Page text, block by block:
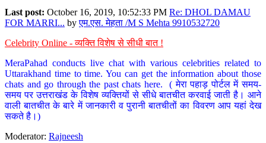
Last post: October 16, 2019, 10:52:33 PM Re: DHOL DAMAU
FOR MARRI... byएम.एस. मेहता /M S Mehta 9910532720
Celebrity Online - व्यक्ति विशेष से सीधी बात !
MeraPahad conducts live chat with various celebrities related to
Uttarakhand time to time. You can get the information about those
chats and go through the past chats here. ( मेरा पहाड़ पोर्टल में समय-
समय पर उत्तराखंड के विशेष व्यक्तियों से सीधे बातचीत करवाई जाती है। आने
वाली बातचीत के बारे में जानकारी व पुरानी बातचीतों का विवरण आप यहां देख
सकते है।)
Moderator: Rajneesh